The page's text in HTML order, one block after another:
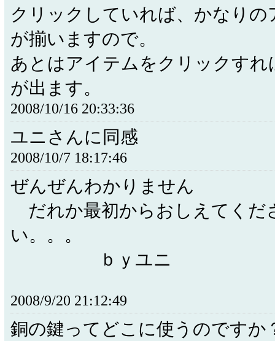
クリックしていれば、かなりの
が揃いますので。
あとはアイテムをクリックすれ
が出ます。
2008/10/16 20:33:36
ユニさんに同感
2008/10/7 18:17:46
ぜんぜんわかりません
だれか最初からおしえてくだ
い。。。
ｂｙユニ
2008/9/20 21:12:49
銅の鍵ってどこに使うのですか